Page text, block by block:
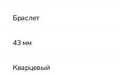
Браслет
43 мм
Кварцевый